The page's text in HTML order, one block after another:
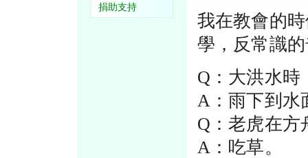
捐助支持
我在教會的
學，反常識
Q：大洪水時
A：雨下到水
Q：老虎在方
A：吃草。